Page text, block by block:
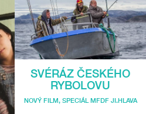
SVÉRÁZ ČESKÉHO
RYBOLOVU
NOVÝ FILM, SPECIÁL MFDF JI.HLAVA